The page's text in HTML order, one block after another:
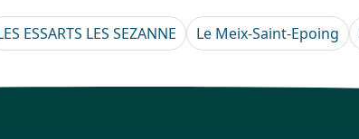
ESSARTS LES SEZANNE Le Meix-Saint-Epoing